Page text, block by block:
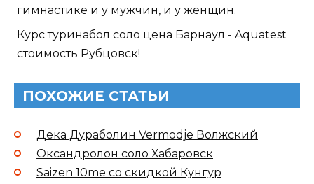
гимнастике и у мужчин, и у женщин.
Курс туринабол соло цена Барнаул - Aquatest
стоимость Рубцовск!
ПОХОЖИЕ СТАТЬИ
Дека Дураболин Vermodje Волжский
Оксандролон соло Хабаровск
Saizen 10me со скидкой Кунгур